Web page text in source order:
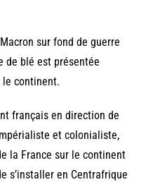
sur fond de guerre
de blé est présentée
le continent.
français en direction de
et colonialiste,
la France sur le continent
s’installer en Centrafrique